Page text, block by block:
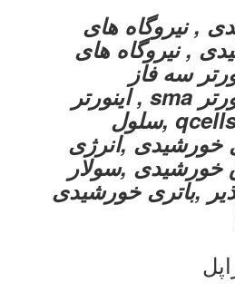
, نیروگاه های
, نیروگاه های
سه فاز
خورشیدی , اینورتر sma , اینورتر
fronius . پنل qcells ,سلول
خورشیدی ,انرژی
,سولار
,باتری خورشیدی